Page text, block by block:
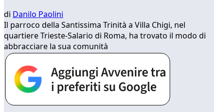
di Danilo Paolini
Il parroco della Santissima Trinità a Villa Chigi, nel
quartiere Trieste-Salario di Roma, ha trovato il modo di
abbracciare la sua comunità